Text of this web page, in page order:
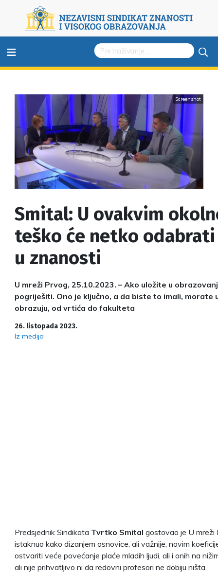
≡
Screenshot
Smital: U ovakvim
teško će netko
u znanosti
U mreži Prvog, 25.10.2023. – Ako uložite u
pogriješiti. Ono je ključno, a da biste to imali, morate
obrazuju, od vrtića do fakulteta
26. listopada 2023.
Iz medija
Predsjednik Sindikata Tvrtko Smital gostovao je U mreži
istaknuo kako dizanjem osnovice, ali važnije, novim
ostvariti veće povećanje plaće mladih ljudi, ali i onih na
ali nije prihvatljivo ni da redovni profesori ne dobiju ništa.